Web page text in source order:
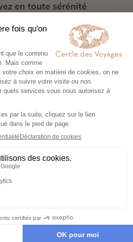
en toute sérénité
transports, formalités,
exclusives : nous nous
de tout. Il ne vous reste plus
!
l’esprit léger
de voyage personnalisé
notre conciergerie reste
24/7
un devis
pourraient